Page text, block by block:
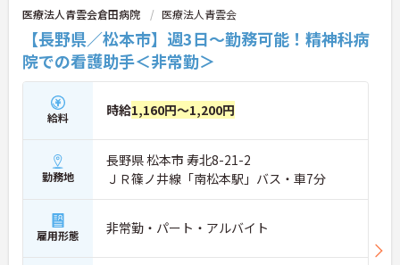
医療法人青雲会倉田病院 医療法人青雲会
【長野県／松本市】週3日～勤務可能！精神科病
院での看護助手＜非常勤＞
給料 時給1,160円～1,200円
勤務地
長野県 松本市 寿北8-21-2
ＪＲ篠ノ井線「南松本駅」バス・車7分
雇用形態 非常勤・パート・アルバイト